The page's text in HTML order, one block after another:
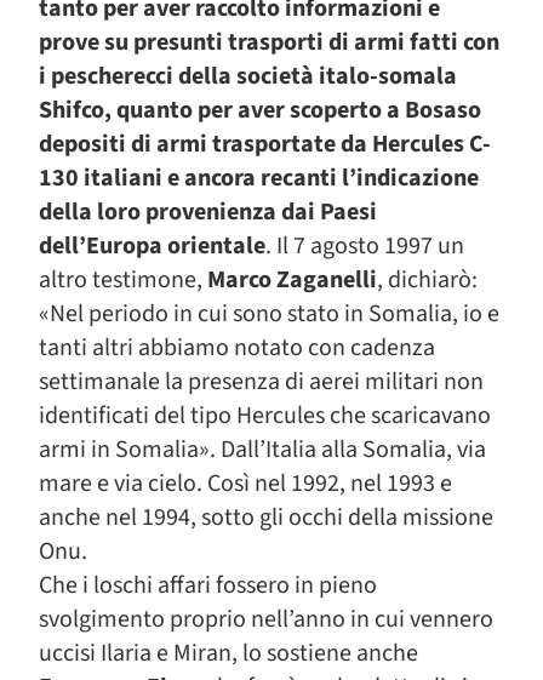
tanto per aver raccolto informazioni e
prove su presunti trasporti di armi fatti con
i pescherecci della società italo-somala
Shifco, quanto per aver scoperto a Bosaso
depositi di armi trasportate da Hercules C-
130 italiani e ancora recanti l’indicazione
della loro provenienza dai Paesi
dell’Europa orientale. Il 7 agosto 1997 un
altro testimone, Marco Zaganelli, dichiarò:
«Nel periodo in cui sono stato in Somalia, io e
tanti altri abbiamo notato con cadenza
settimanale la presenza di aerei militari non
identificati del tipo Hercules che scaricavano
armi in Somalia». Dall’Italia alla Somalia, via
mare e via cielo. Così nel 1992, nel 1993 e
anche nel 1994, sotto gli occhi della missione
Onu.
Che i loschi affari fossero in pieno
svolgimento proprio nell’anno in cui vennero
uccisi Ilaria e Miran, lo sostiene anche